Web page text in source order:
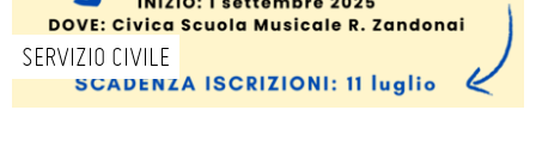
SERVIZIO CIVILE